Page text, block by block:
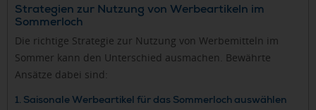
Strategien zur Nutzung von Werbeartikeln im
Sommerloch
Die richtige Strategie zur Nutzung von Werbemitteln im
Sommer kann den Unterschied ausmachen. Bewährte
Ansätze dabei sind:
1. Saisonale Werbeartikel für das Sommerloch auswählen